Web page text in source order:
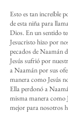
Esto es tan increíble
de esta niña para
Dios. En un sentido
Jesucristo hizo por
pecados de Naamán
Jesús sufrió por
a Naamán por sus
manera como Jesús
Ella perdonó a
misma manera como
mejor para nosotros